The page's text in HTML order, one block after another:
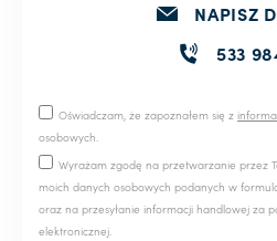
NAPISZ
533
Oświadczam, że zapoznałem się z
osobowych.
Wyrażam zgodę na przetwarzanie przez
moich danych osobowych podanych w
oraz na przesyłanie informacji handlowej za
elektronicznej.